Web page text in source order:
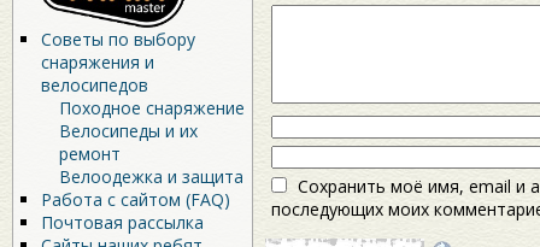
Советы по выбору
снаряжения и
велосипедов
Походное снаряжение
Велосипеды и их
ремонт
Велоодежка и защита
Работа с сайтом (FAQ)
Почтовая рассылка
Сохранить моё имя, email и
последующих моих